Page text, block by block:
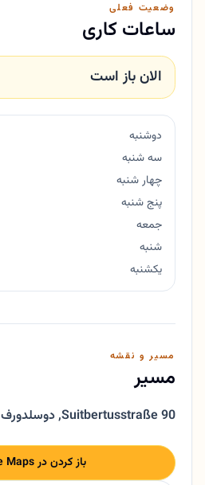
وضعیت فعلی
ساعات کاری
الان باز است
دوشنبه
سه شنبه
چهار شنبه
پنج شنبه
جمعه
شنبه
یکشنبه
مسیر و نقشه
مسیر
Suitbertusstraße 90
,40223 دوسلدورف
باز کردن در Google Maps